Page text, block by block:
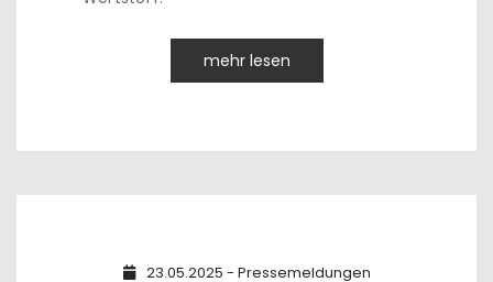
mehr lesen
23.05.2025 - Pressemeldungen